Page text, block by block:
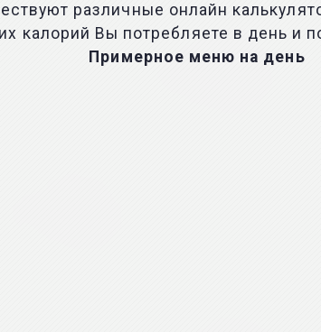
различные онлайн
Вы потребляете в день и
Примерное меню на день